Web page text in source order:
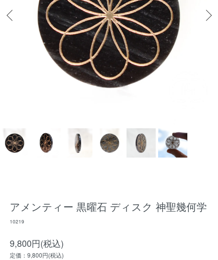
アメンティー 黒曜石 ディスク 神聖幾何学
10219
9,800円(税込)
定価：9,800円(税込)